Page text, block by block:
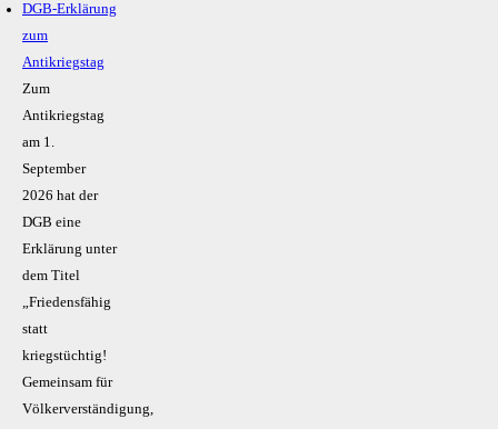
DGB-Erklärung
zum
Antikriegstag
Zum
Antikriegstag
am 1.
September
2026 hat der
DGB eine
Erklärung unter
dem Titel
„Friedensfähig
statt
kriegstüchtig!
Gemeinsam für
Völkerverständigung,